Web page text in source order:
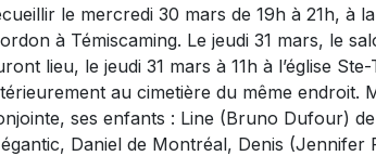
le mercredi 30 mars de 19h à 21h, à
à Témiscaming. Le jeudi 31 mars, le
lieu, le jeudi 31 mars à 11h à l’église
au cimetière du même endroit.
ses enfants : Line (Bruno Dufour)
Daniel de Montréal, Denis (Jennifer